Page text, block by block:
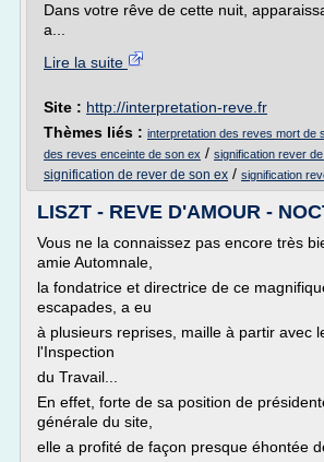
Dans votre rêve de cette nuit,
a...
Lire la suite
Site : http://interpretation-reve.fr
Thèmes liés : interpretation des reves mort de
des reves enceinte de son ex / signification rever
signification de rever de son ex / signification
LISZT - REVE D'AMOUR -
Vous ne la connaissez pas encore très
amie Automnale,
la fondatrice et directrice de ce
escapades, a eu
à plusieurs reprises, maille à partir avec
l'Inspection
du Travail...
En effet, forte de sa position de
générale du site,
elle a profité de façon presque éhontée